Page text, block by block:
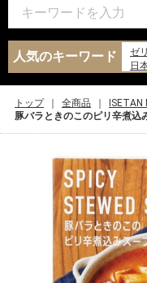
人気のキーワード ゼ
日
トップ 全商品 ISETAN
豚バラときのこのピリ辛煮込